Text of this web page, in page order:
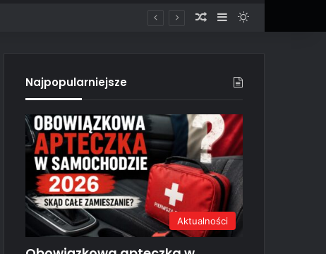
Losowy artykuł
Sidebar
Najpopularniejsze
Aktualności